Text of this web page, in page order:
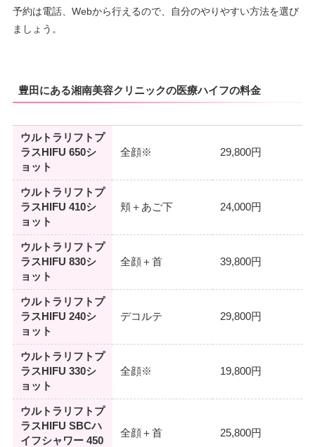
予約は電話、Webから行えるので、自分のやりやすい方法を選び
ましょう。
豊田にある湘南美容クリニックの医療ハイフの料金
ウルトラリフトプ
ラスHIFU 650シ
ョット
全顔※ 29,800円
ウルトラリフトプ
ラスHIFU 410シ
ョット
頬＋あご下 24,000円
ウルトラリフトプ
ラスHIFU 830シ
ョット
全顔＋首 39,800円
ウルトラリフトプ
ラスHIFU 240シ
ョット
デコルテ 29,800円
ウルトラリフトプ
ラスHIFU 330シ
ョット
全顔※ 19,800円
ウルトラリフトプ
ラスHIFU SBCハ
イフシャワー 450
全顔＋首 25,800円